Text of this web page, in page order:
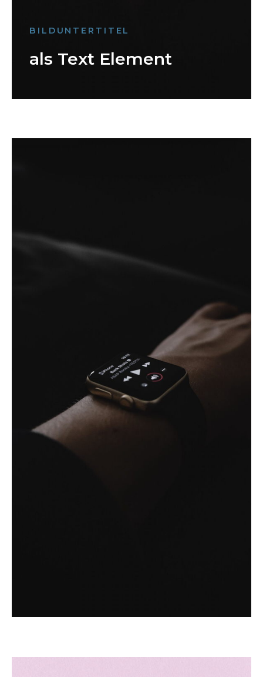
BILDUNTERTITEL
als Text Element